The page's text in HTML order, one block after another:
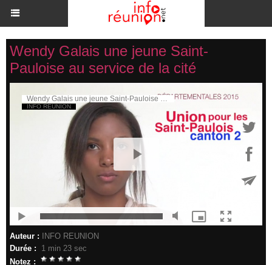
Wendy Galais une jeune Saint-
Pauloise au service de la cité
Auteur :
INFO REUNION
Durée :
1 min 23 sec
Notez :